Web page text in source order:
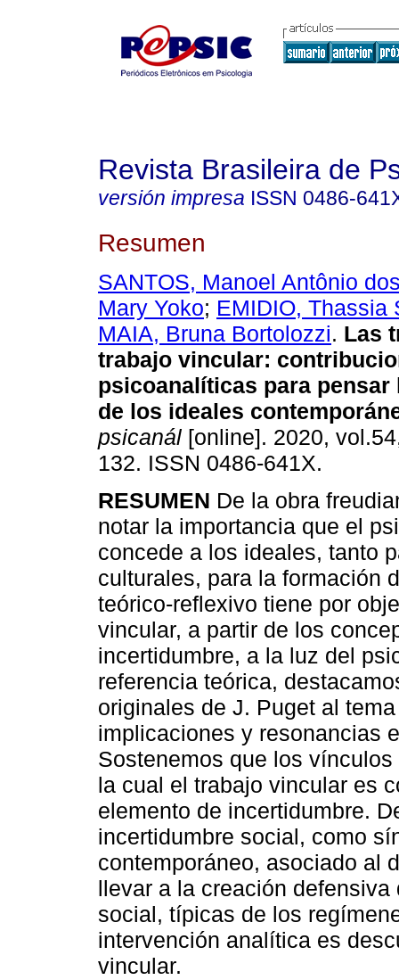
Revista Brasileira de
versión impresa ISSN 0486-
Resumen
SANTOS, Manoel Antônio
Mary Yoko; EMIDIO, Thassia
MAIA, Bruna Bortolozzi. Las
trabajo vincular:
psicoanalíticas para pensar
de los ideales
psicanál [online]. 2020,
132. ISSN 0486-641X.
RESUMEN De la obra
notar la importancia que el
concede a los ideales, tanto
culturales, para la formación
teórico-reflexivo tiene por
vincular, a partir de los
incertidumbre, a la luz del
referencia teórica,
originales de J. Puget al
implicaciones y resonancias
Sostenemos que los
la cual el trabajo vincular es
elemento de incertidumbre.
incertidumbre social, como
contemporáneo, asociado al
llevar a la creación
social, típicas de los
intervención analítica es
vincular.